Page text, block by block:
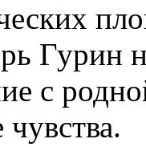
Гурин
с